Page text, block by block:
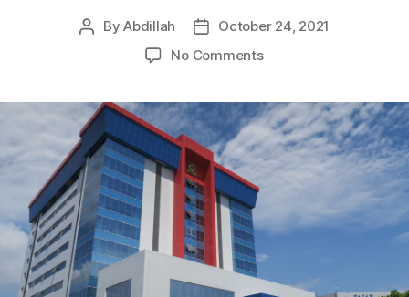
PostByAbdillah
Post
date
October 24, 2021
No Commentson
Profil
Kampus
dan
Keunggulan
Indonesia
Timur